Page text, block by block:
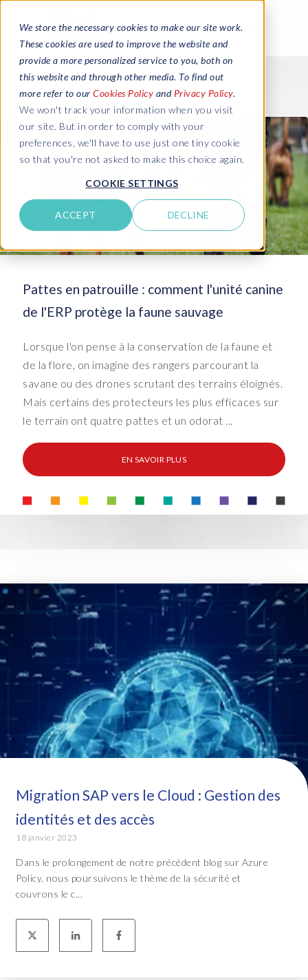
We store the necessary cookies to make our site work.
These cookies are used to improve the website and
provide a more personalized service to you, both on
this website and through other media. To find out
more refer to our Cookies Policy and Privacy Policy.
We won't track your information when you visit
our site. But in order to comply with your
preferences, we'll have to use just one tiny cookie
so that you're not asked to make this choice again.
COOKIE SETTINGS
ACCEPT DECLINE
Pattes en patrouille : comment l'unité canine
de l'ERP protège la faune sauvage
Lorsque l'on pense à la conservation de la faune et
de la flore, on imagine des rangers parcourant la
savane ou des drones scrutant des terrains éloignés.
Mais certains des protecteurs les plus efficaces sur
le terrain ont quatre pattes et un odorat ...
EN SAVOIR PLUS
Migration SAP vers le Cloud : Gestion des
identités et des accès
18 janvier 2023
Dans le prolongement de notre précédent blog sur Azure
Policy, nous poursuivons le thème de la sécurité et
couvrons le c...